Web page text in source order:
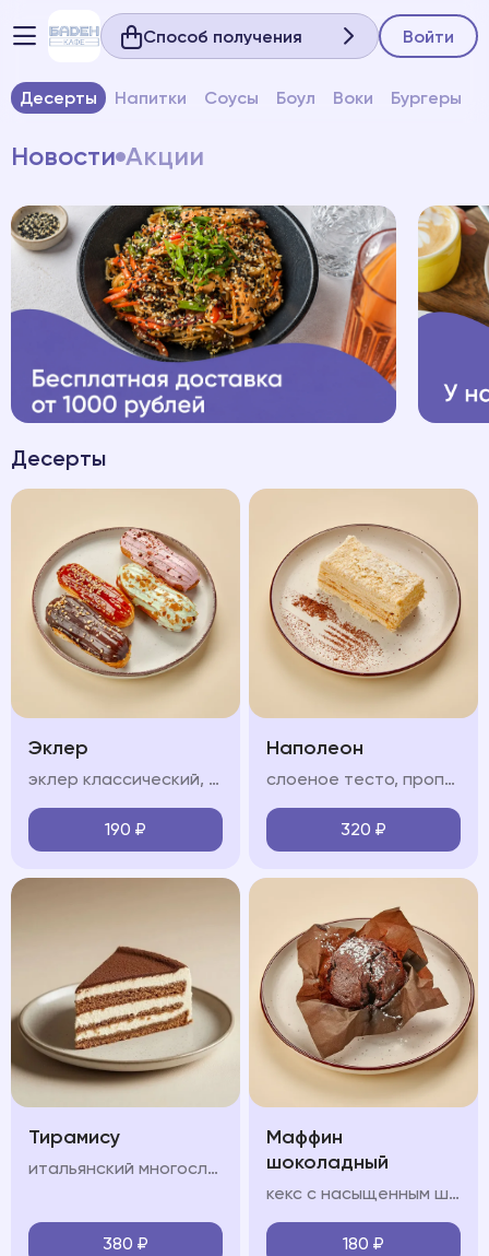
Способ получения Войти
Десерты Напитки Соусы Боул Воки Бургеры
Новости Акции
Десерты
Эклер
эклер классический, соленая карамель, фисташковый, клубничный (на выбор)
190 ₽
Наполеон
слоеное тесто, пропитанное нежным крем-чиз
320 ₽
Тирамису
итальянский многослойный десерт, в состав которого входят сыр маскарпоне, кофе, куриные яйца, сахар и печенье савоярди.
380 ₽
Маффин
шоколадный
кекс с насыщенным шоколадным вкусом, который содержит приятную жидкую кофейную структуру
180 ₽